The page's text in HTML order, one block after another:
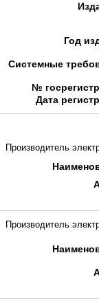
Год
Системные
№
Дата
Производитель
Производитель